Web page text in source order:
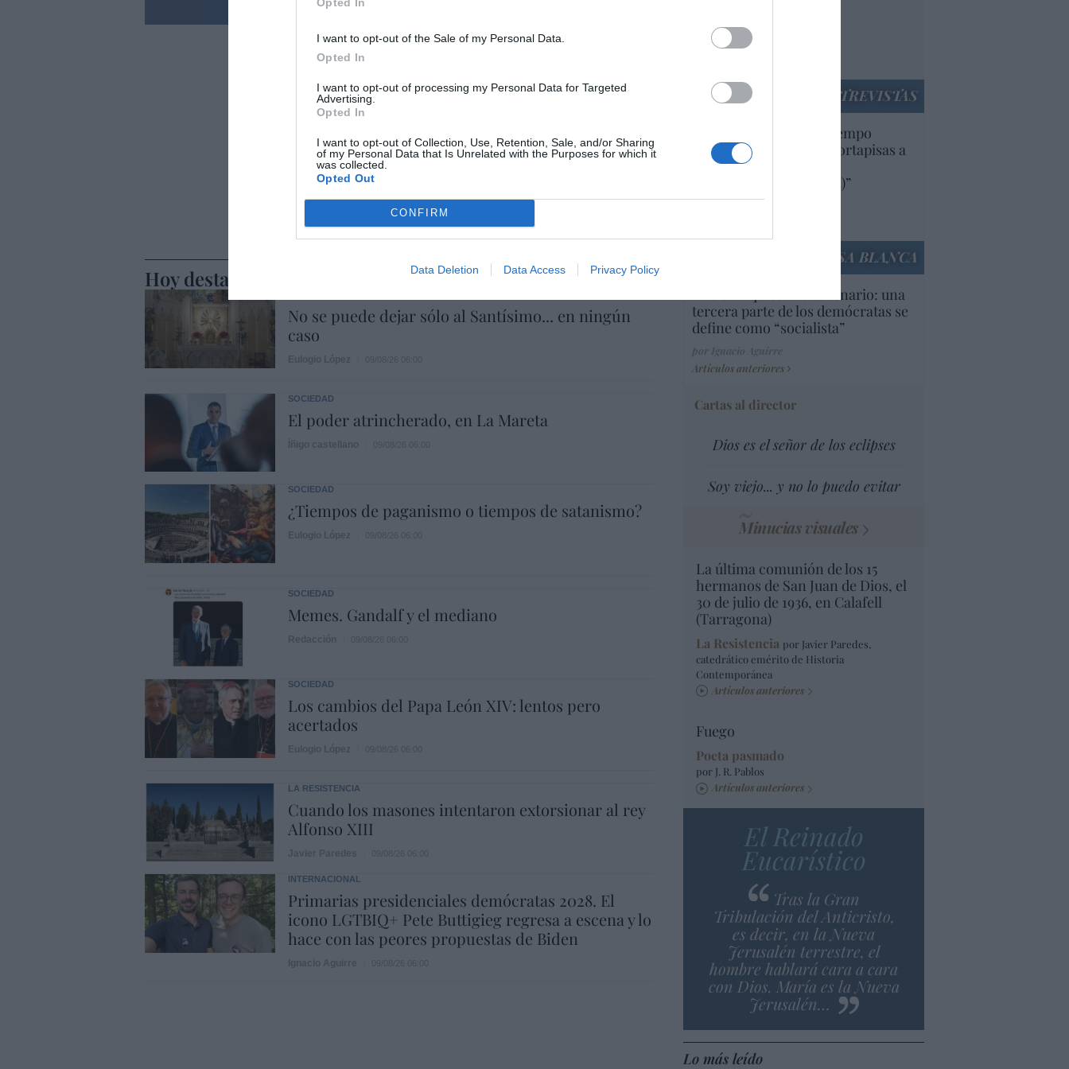
I want to opt-out of the Sale of my Personal Data.
Opted In
I want to opt-out of processing my Personal Data for Targeted
Advertising.
Opted In
I want to opt-out of Collection, Use, Retention, Sale, and/or Sharing
of my Personal Data that Is Unrelated with the Purposes for which it
was collected.
Opted Out
CONFIRM
Data Deletion Data Access Privacy Policy
Hoy destacamos
No se puede dejar sólo al Santísimo... en ningún
caso
SOCIEDAD
El poder atrincherado, en La Mareta
SOCIEDAD
¿Tiempos de paganismo o tiempos de satanismo?
SOCIEDAD
Memes. Gandalf y el mediano
SOCIEDAD
Los cambios del Papa León XIV: lentos pero
acertados
LA RESISTENCIA
Cuando los masones intentaron extorsionar al rey
Alfonso XIII
INTERNACIONAL
Primarias presidenciales demócratas 2028. El
icono LGTBIQ+ Pete Buttigieg regresa a escena y lo
hace con las peores propuestas de Biden
Marruecos”: acusa una
ceutí
ENTREVISTAS
“Europa lleva mucho tiempo
poniendo aranceles y cortapisas a
productos y compañías
americanas (y europeas)”
LA CASA BLANCA
EEUU. Inquietante escenario: una
tercera parte de los demócratas se
define como “socialista”
Artículos anteriores
Cartas al director
Dios es el señor de los eclipses
Soy viejo... y no lo puedo evitar
Minucias visuales
La última comunión de los 15
hermanos de San Juan de Dios, el
30 de julio de 1936, en Calafell
(Tarragona)
La Resistencia por Javier Paredes,
catedrático emérito de Historia
Contemporánea
Artículos anteriores
Fuego
Poeta pasmado
por J. R. Pablos
Artículos anteriores
El Reinado
Eucarístico
Tras la Gran
Tribulación del Anticristo,
es decir, en la Nueva
Jerusalén terrestre, el
hombre hablará cara a cara
con Dios. María es la Nueva
Jerusalén…
Lo más leído